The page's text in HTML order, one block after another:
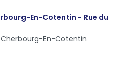
En-Cotentin - Rue du
En-Cotentin